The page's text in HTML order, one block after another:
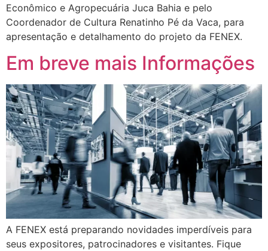
Econômico e Agropecuária Juca Bahia e pelo
Coordenador de Cultura Renatinho Pé da Vaca, para
apresentação e detalhamento do projeto da FENEX.
Em breve mais Informações
A FENEX está preparando novidades imperdíveis para
seus expositores, patrocinadores e visitantes. Fique